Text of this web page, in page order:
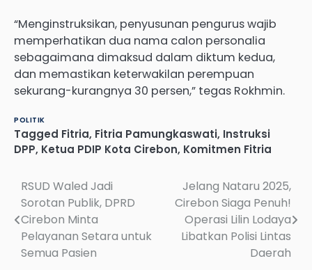
“Menginstruksikan, penyusunan pengurus wajib
memperhatikan dua nama calon personalia
sebagaimana dimaksud dalam diktum kedua,
dan memastikan keterwakilan perempuan
sekurang-kurangnya 30 persen,” tegas Rokhmin.
POLITIK
Tagged Fitria, Fitria Pamungkaswati, Instruksi
DPP, Ketua PDIP Kota Cirebon, Komitmen Fitria
Post
navigation
RSUD Waled Jadi
Sorotan Publik, DPRD
Cirebon Minta
Pelayanan Setara untuk
Semua Pasien
Jelang Nataru 2025,
Cirebon Siaga Penuh!
Operasi Lilin Lodaya
Libatkan Polisi Lintas
Daerah